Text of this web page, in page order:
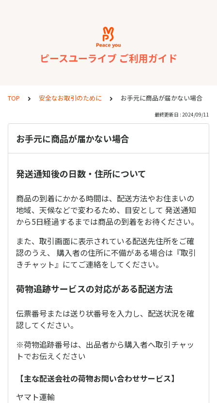
ピースユーライブ ご利用ガイド
TOP 安全なお取引のために お手元に商品が届かない場合
最終更新日 : 2024/09/11
お手元に商品が届かない場合
発送通知後の日数・住所について
商品の到着にかかる時間は、配送方法やお住まいの
地域、天候などで変わるため、目安として 発送通知
から5日経過するまでは商品の到着をお待ください。
また、取引画面に表示されている配送先住所をご確
認のうえ、 購入者の住所に不備がある場合は『取引
きチャット』にてご連絡をしてください。
荷物追跡サービスの対応がある配送方法
伝票番号または送り状番号を入力し、配送状況を確
認してください。
※荷物追跡番号は、出品者から購入者へ取引チャッ
トでお伝えください
【主な配送会社の荷物お問い合わせサービス】
ヤマト運輸